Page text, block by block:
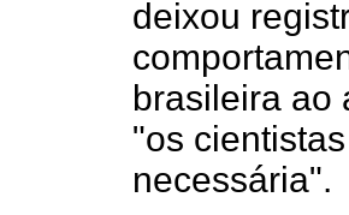
deixou
brasileira ao
"os
necessária".